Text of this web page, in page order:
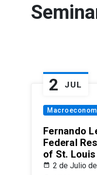
2 JUL
Fernando
Federal
of St. Louis
2 de Julio